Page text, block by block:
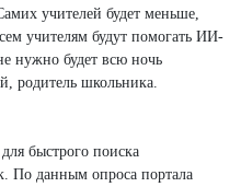
учителей будет меньше,
учителям будут помогать ИИ-
нужно будет всю ночь
родитель школьника.
быстрого поиска
По данным опроса портала